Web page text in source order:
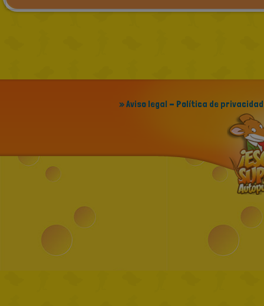
» Aviso legal - Política de privacidad